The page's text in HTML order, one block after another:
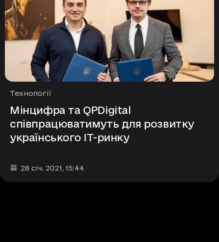
Рубрики
Технології
Мінцифра та QPDigital
співпрацюватимуть для розвитку
українського IT-ринку
Дата та час публікації
28 січ. 2021, 15:44